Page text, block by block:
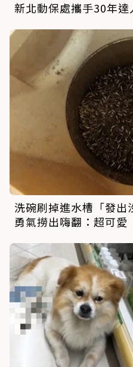
新北動保處攜手30年
洗碗刷掉進水槽「發出
勇氣撈出嗨翻：超可愛